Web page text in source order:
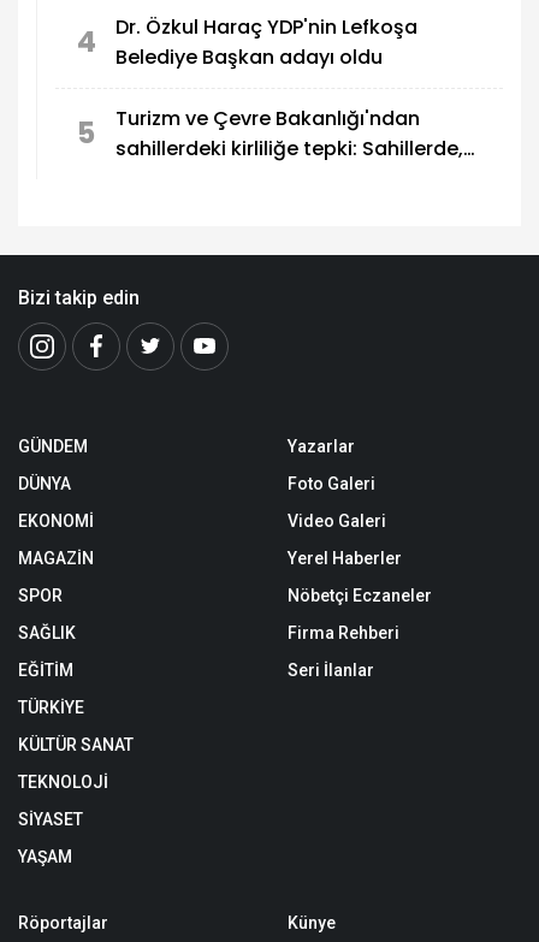
4
Dr. Özkul Haraç YDP'nin Lefkoşa
Belediye Başkan adayı oldu
5
Turizm ve Çevre Bakanlığı'ndan
sahillerdeki kirliliğe tepki: Sahillerde,
Bizi takip edin
GÜNDEM
DÜNYA
EKONOMİ
MAGAZİN
SPOR
SAĞLIK
EĞİTİM
TÜRKİYE
KÜLTÜR SANAT
TEKNOLOJİ
SİYASET
YAŞAM
Yazarlar
Foto Galeri
Video Galeri
Yerel Haberler
Nöbetçi Eczaneler
Firma Rehberi
Seri İlanlar
Röportajlar Künye